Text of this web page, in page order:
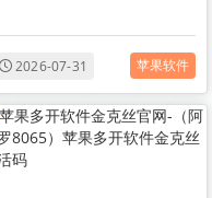
2026-07-31 苹果软件